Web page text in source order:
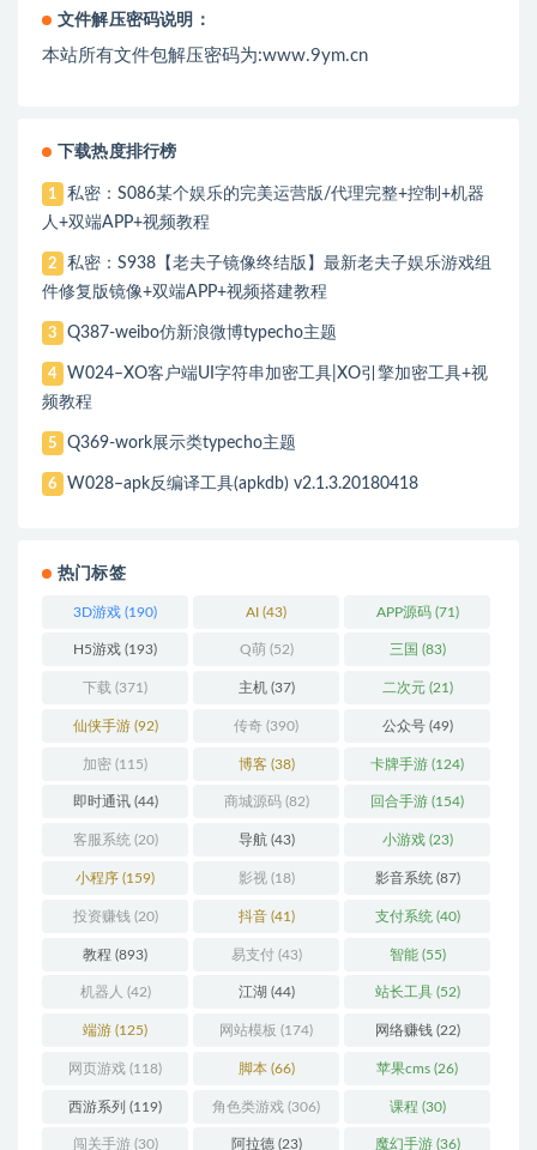
文件解压密码说明：
本站所有文件包解压密码为:www.9ym.cn
下载热度排行榜
1
私密：S086某个娱乐的完美运营版/代理完整+控制+机器
人+双端APP+视频教程
2
私密：S938【老夫子镜像终结版】最新老夫子娱乐游戏组
件修复版镜像+双端APP+视频搭建教程
3 Q387-weibo仿新浪微博typecho主题
4
W024–XO客户端UI字符串加密工具|XO引擎加密工具+视
频教程
5 Q369-work展示类typecho主题
6 W028–apk反编译工具(apkdb) v2.1.3.20180418
热门标签
3D游戏 (190) AI (43) APP源码(71)
H5游戏 (193) Q萌 (52) 三国 (83)
下载 (371) 主机(37) 二次元(21)
仙侠手游(92) 传奇 (390) 公众号(49)
加密 (115) 博客(38) 卡牌手游 (124)
即时通讯(44) 商城源码(82) 回合手游 (154)
客服系统 (20) 导航(43) 小游戏(23)
小程序 (159) 影视(18) 影音系统 (87)
投资赚钱 (20) 抖音(41) 支付系统 (40)
教程 (893) 易支付(43) 智能(55)
机器人 (42) 江湖 (44) 站长工具(52)
端游 (125) 网站模板 (174) 网络赚钱(22)
网页游戏 (118) 脚本(66) 苹果cms (26)
西游系列 (119) 角色类游戏 (306) 课程 (30)
闯关手游(30) 阿拉德(23) 魔幻手游(36)